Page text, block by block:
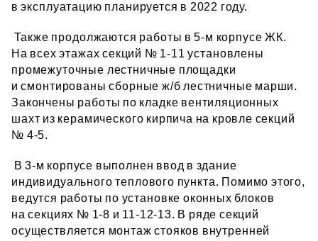
в эксплуатацию планируется в 2022 году.
Также продолжаются работы в 5‑м корпусе ЖК.
На всех этажах секций № 1‑11 установлены
промежуточные лестничные площадки
и смонтированы сборные ж/б лестничные марши.
Закончены работы по кладке вентиляционных
шахт из керамического кирпича на кровле секций
№ 4‑5.
В 3‑м корпусе выполнен ввод в здание
индивидуального теплового пункта. Помимо этого,
ведутся работы по установке оконных блоков
на секциях № 1‑8 и 11‑12‑13. В ряде секций
осуществляется монтаж стояков внутренней